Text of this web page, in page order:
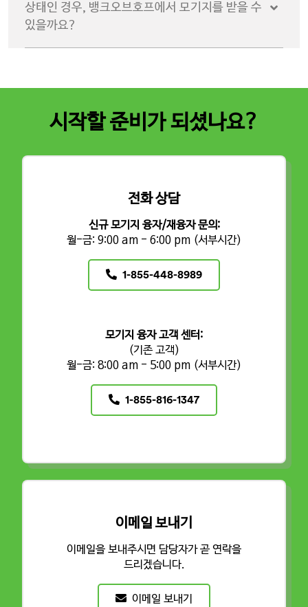
상태인 경우, 뱅크오브호프에서 모기지를 받을 수
있을까요?
시작할 준비가 되셨나요?
전화 상담
신규 모기지 융자/재융자 문의:
월-금: 9:00 am - 6:00 pm (서부시간)
p
h
e
u
b
1-855-448-8989
모기지 융자 고객 센터:
(기존 고객)
월-금: 8:00 am - 5:00 pm (서부시간)
p
h
r
1-855-816-1347
이메일 보내기
이메일을 보내주시면 담당자가 곧 연락을
드리겠습니다.
이메일 보내기